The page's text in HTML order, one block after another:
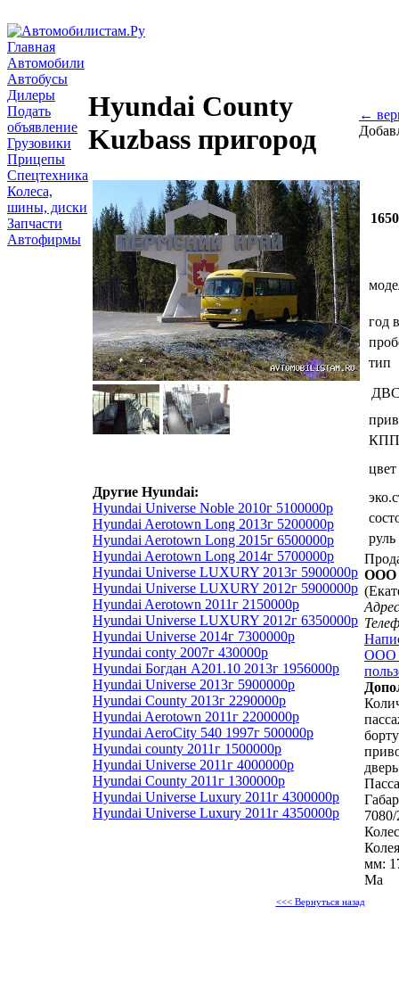
Главная
Автомобили
Автобусы
Дилеры
Подать
объявление
Грузовики
Прицепы
Спецтехника
Колеса,
шины, диски
Запчасти
Автофирмы
Hyundai County
Kuzbass пригород
←
Другие Hyundai:
Hyundai Universe Noble 2010г 5100000р
Hyundai Aerotown Long 2013г 5200000р
Hyundai Aerotown Long 2015г 6500000р
Hyundai Aerotown Long 2014г 5700000р
Hyundai Universe LUXURY 2013г 5900000р
Hyundai Universe LUXURY 2012г 5900000р
Hyundai Aerotown 2011г 2150000р
Hyundai Universe LUXURY 2012г 6350000р
Hyundai Universe 2014г 7300000р
Hyundai conty 2007г 430000р
Hyundai Богдан А201.10 2013г 1956000р
Hyundai Universe 2013г 5900000р
Hyundai County 2013г 2290000р
Hyundai Aerotown 2011г 2200000р
Hyundai AeroCity 540 1997г 500000р
Hyundai county 2011г 1500000р
Hyundai Universe 2011г 4000000р
Hyundai County 2011г 1300000р
Hyundai Universe Luxury 2011г 4300000р
Hyundai Universe Luxury 2011г 4350000р
год
тип
КПП
цвет
руль
ООО
ООО
мм:
Ма
<<< Вернуться назад